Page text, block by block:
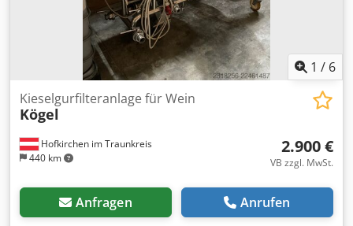
1 / 6
Hofkirchen im Traunkreis
440 km
Kieselgurfilteranlage für Wein
Kögel
2.900 €
VB zzgl. MwSt.
Anfragen Anrufen